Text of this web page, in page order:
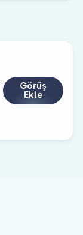
Görüş
Ekle